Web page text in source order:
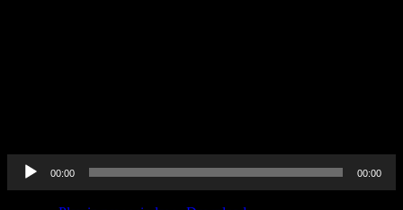
Audio-
Player
00:00 00:00